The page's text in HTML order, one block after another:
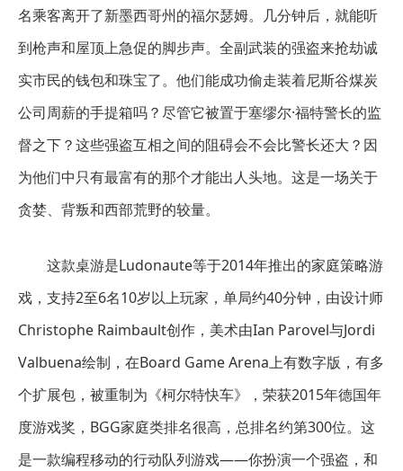
名乘客离开了新墨西哥州的福尔瑟姆。几分钟后，就能听
到枪声和屋顶上急促的脚步声。全副武装的强盗来抢劫诚
实市民的钱包和珠宝了。他们能成功偷走装着尼斯谷煤炭
公司周薪的手提箱吗？尽管它被置于塞缪尔·福特警长的监
督之下？这些强盗互相之间的阻碍会不会比警长还大？因
为他们中只有最富有的那个才能出人头地。这是一场关于
贪婪、背叛和西部荒野的较量。
这款桌游是Ludonaute等于2014年推出的家庭策略游
戏，支持2至6名10岁以上玩家，单局约40分钟，由设计师
Christophe Raimbault创作，美术由Ian Parovel与Jordi
Valbuena绘制，在Board Game Arena上有数字版，有多
个扩展包，被重制为《柯尔特快车》，荣获2015年德国年
度游戏奖，BGG家庭类排名很高，总排名约第300位。这
是一款编程移动的行动队列游戏——你扮演一个强盗，和